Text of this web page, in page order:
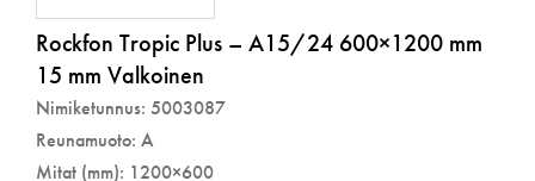
Rockfon Tropic Plus – A15/24 600×1200 mm
15 mm Valkoinen
Nimiketunnus: 5003087
Reunamuoto: A
Mitat (mm): 1200×600